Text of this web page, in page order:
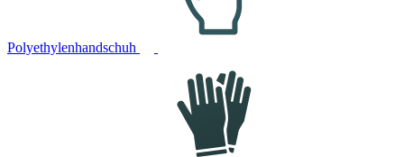
Polyethylenhandschuh